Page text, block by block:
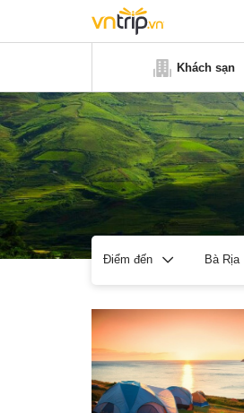
Khách sạn
Điểm đến Bà Rịa